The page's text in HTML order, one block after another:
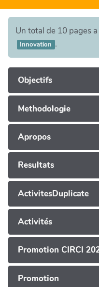
Un total de 10 pages
Innovation .
Objectifs
Methodologie
Apropos
Resultats
ActivitesDuplicate
Activités
Promotion CIRCI
Promotion